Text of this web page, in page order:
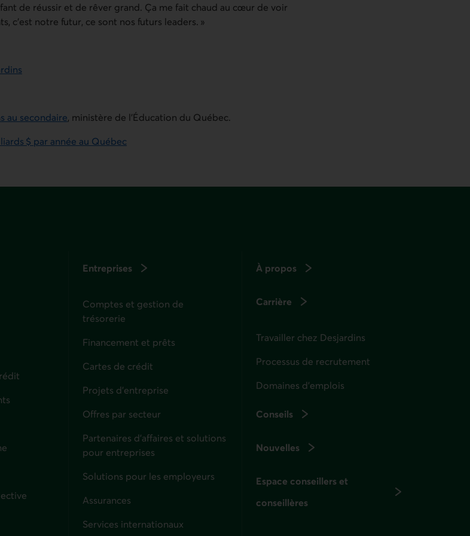
de réussir et de rêver grand. Ça me fait chaud au cœur de voir
c’est notre futur, ce sont nos futurs leaders. »
au secondaire, ministère de l’Éducation du Québec.
$ par année au Québec
Entreprises
Comptes et gestion de
trésorerie
Financement et prêts
Cartes de crédit
Projets d'entreprise
Offres par secteur
Partenaires d’affaires et solutions
pour entreprises
Solutions pour les employeurs
Assurances
Services internationaux
À propos
Carrière
Travailler chez Desjardins
Processus de recrutement
Domaines d’emplois
Conseils
Nouvelles
Espace conseillers et
conseillères